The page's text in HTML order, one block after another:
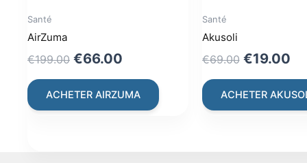
Santé
AirZuma
€199.00 Original
price
was:
€199.00.
€66.00
price
is:
€66.00.
ACHETER AIRZUMA
Santé
Akusoli
€69.00 Original
price
was:
€69.00.
€19.00
is:
ACHETER